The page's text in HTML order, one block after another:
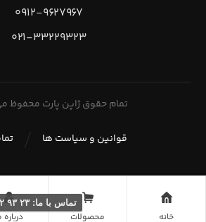
۰۹۱۲-۹۶۲۷۹۶۷
۰۲۱-۳۳۲۲۹۳۲۳
تمام حقوق ژاپن پارت محفوظ
قوانین و سیاست ها
خانه محصولات درباره
تماس با ما: ۲۳ ۹۳ ۲۲ ۳۳ - ۰۲۱